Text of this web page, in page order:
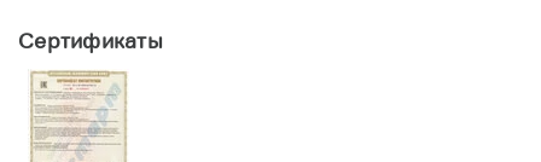
Сертификаты